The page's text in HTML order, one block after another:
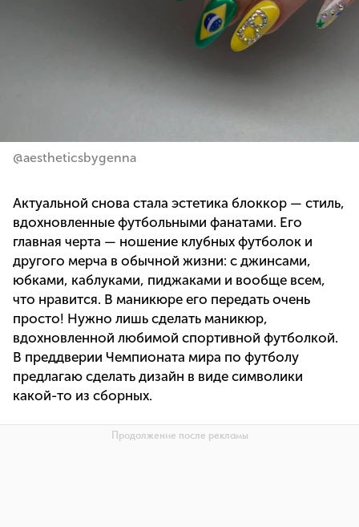
@aestheticsbygenna
Актуальной снова стала эстетика блоккор — стиль,
вдохновленные футбольными фанатами. Его
главная черта — ношение клубных футболок и
другого мерча в обычной жизни: с джинсами,
юбками, каблуками, пиджаками и вообще всем,
что нравится. В маникюре его передать очень
просто! Нужно лишь сделать маникюр,
вдохновленной любимой спортивной футболкой.
В преддверии Чемпионата мира по футболу
предлагаю сделать дизайн в виде символики
какой-то из сборных.